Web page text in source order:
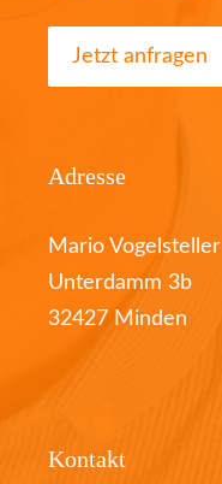
Jetzt anfragen
Adresse
Mario Vogelsteller
Unterdamm 3b
32427 Minden
Kontakt